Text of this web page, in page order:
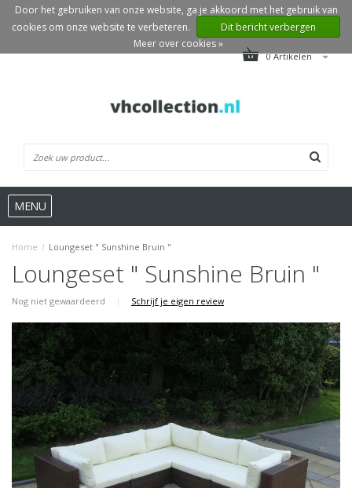
0 Artikelen
MENU
Home / Loungeset " Sunshine Bruin "
Loungeset " Sunshine Bruin "
Nog niet gewaardeerd | Schrijf je eigen review
Door het gebruiken van onze website, ga je akkoord met het gebruik van
cookies om onze website te verbeteren.
Dit bericht verbergen
Meer over cookies »